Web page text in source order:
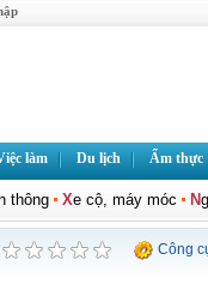
làm Du lịch Ẩm thực
thông Xe cộ, máy móc N
Công